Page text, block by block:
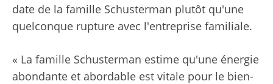
date de la famille Schusterman plutôt qu'une
quelconque rupture avec l'entreprise familiale.
« La famille Schusterman estime qu'une énergie
abondante et abordable est vitale pour le bien-